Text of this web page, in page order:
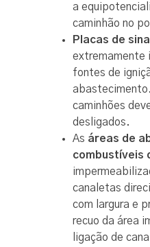
a
caminhão no
Placas de
extremamente
fontes de
caminhões
desligados.
As áreas de
combustíveis
canaletas
com largura e
recuo da área
ligação de